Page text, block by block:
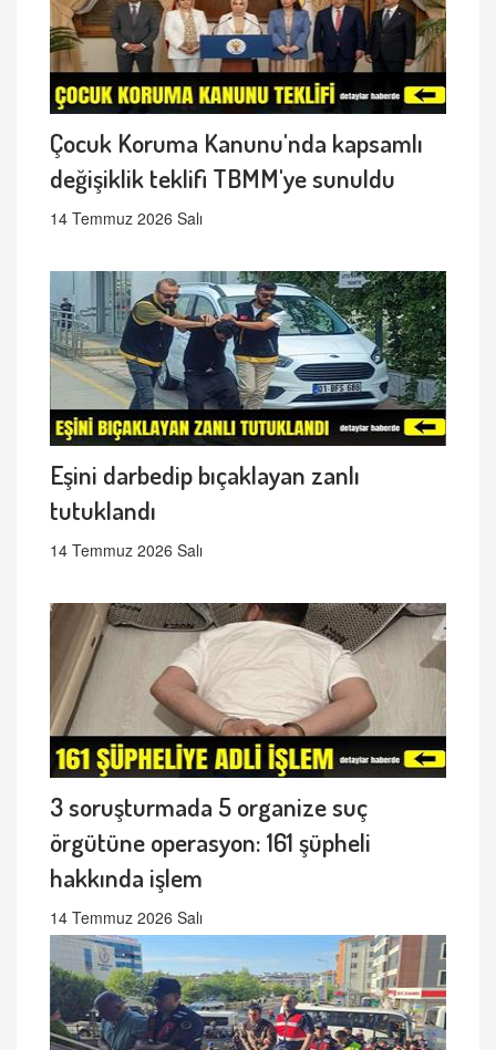
Çocuk Koruma Kanunu'nda kapsamlı
değişiklik teklifi TBMM'ye sunuldu
14 Temmuz 2026 Salı
Eşini darbedip bıçaklayan zanlı
tutuklandı
14 Temmuz 2026 Salı
3 soruşturmada 5 organize suç
örgütüne operasyon: 161 şüpheli
hakkında işlem
14 Temmuz 2026 Salı